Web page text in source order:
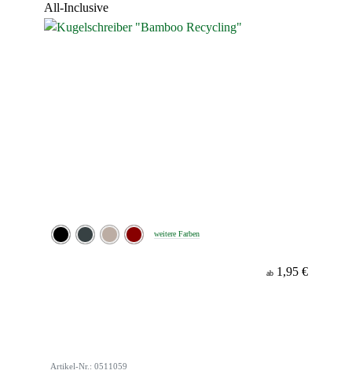
All-Inclusive
weitere Farben
ab 1,95 €
Artikel-Nr.: 0511059